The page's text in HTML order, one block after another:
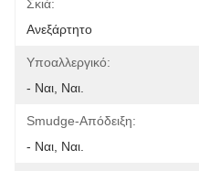
Σκιά:
Ανεξάρτητο
Υποαλλεργικό:
- Ναι, Ναι.
Smudge-Απόδειξη:
- Ναι, Ναι.